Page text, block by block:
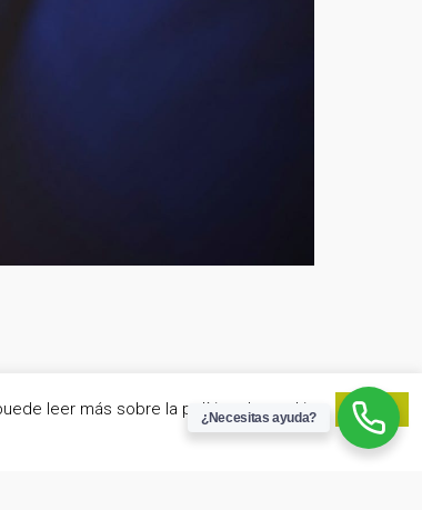
www.edomusgestion.es
leer más sobre la política de cookies. Aceptar
¿Necesitas ayuda?